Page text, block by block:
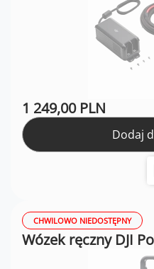
1 249,00 PLN
Dodaj
CHWILOWO NIEDOSTĘPNY
Wózek ręczny DJI